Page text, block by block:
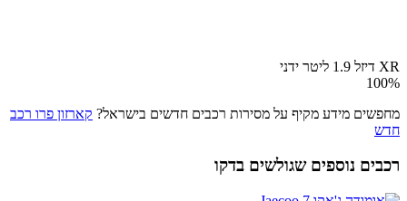
XR דיזל 1.9 ליטר ידני
100%
מחפשים מידע מקיף על מסירות רכבים חדשים בישראל? קארזון פרו רכב
חדש
רכבים נוספים שגולשים בדקו